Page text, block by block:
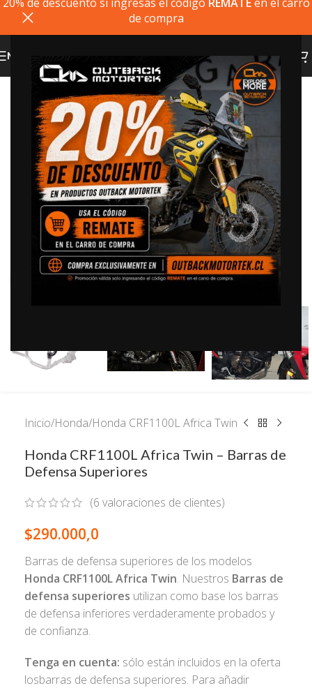
de compra
MENU
20% dto. codigo
REMATE
Click to enlarge
Inicio/Honda/Honda CRF1100L Africa Twin
Honda CRF1100L Africa Twin – Barras de
Defensa Superiores
(6 valoraciones de clientes)
$290.000,0
Barras de defensa superiores de los modelos
Honda CRF1100L Africa Twin. Nuestros Barras de
defensa superiores utilizan como base los barras
de defensa inferiores verdaderamente probados y
de confianza.
Tenga en cuenta: sólo están incluidos en la oferta
losbarras de defensa superiores. Para añadir